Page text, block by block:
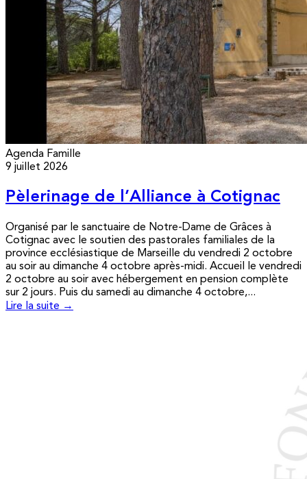
Agenda Famille
9 juillet 2026
Pèlerinage de l’Alliance à Cotignac
Organisé par le sanctuaire de Notre-Dame de Grâces à
Cotignac avec le soutien des pastorales familiales de la
province ecclésiastique de Marseille du vendredi 2 octobre
au soir au dimanche 4 octobre après-midi. Accueil le vendredi
2 octobre au soir avec hébergement en pension complète
sur 2 jours. Puis du samedi au dimanche 4 octobre,...
Lire la suite →